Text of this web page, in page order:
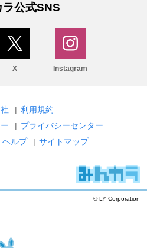
ラ公式SNS
X Instagram
| 利用規約
| プライバシーセンター
ヘルプ | サイトマップ
© LY Corporation